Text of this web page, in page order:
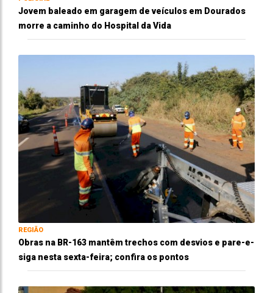
Jovem baleado em garagem de veículos em Dourados
morre a caminho do Hospital da Vida
REGIÃO
Obras na BR-163 mantêm trechos com desvios e pare-e-
siga nesta sexta-feira; confira os pontos